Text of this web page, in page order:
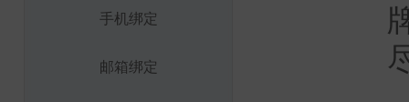
手机绑定
邮箱绑定